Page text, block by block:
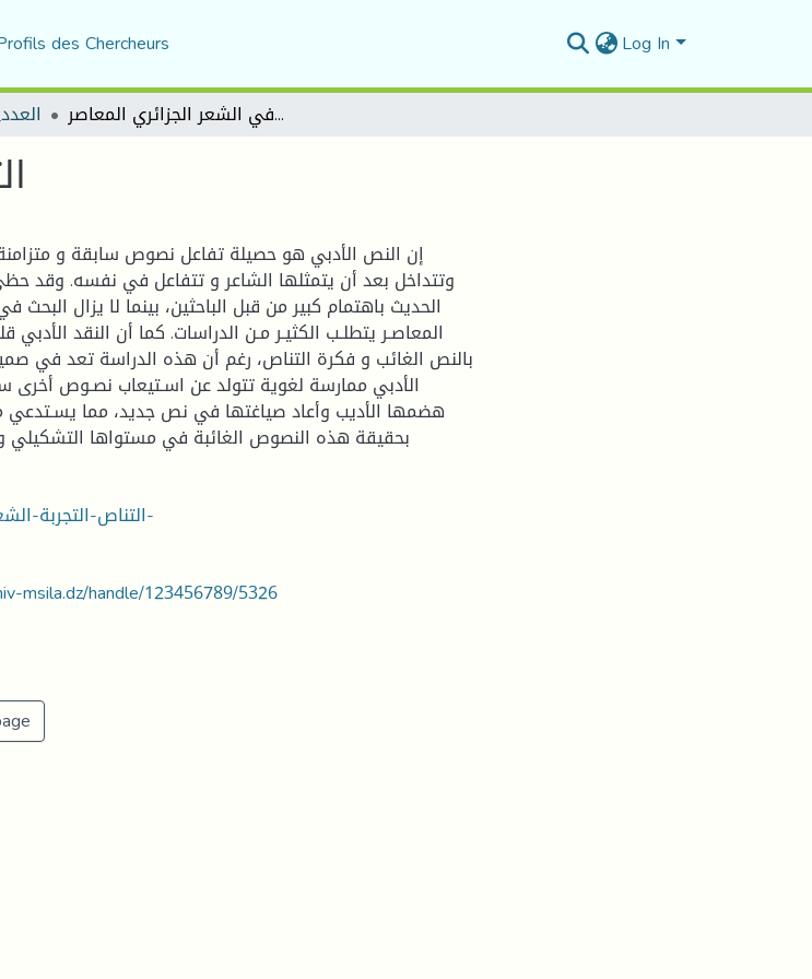
des Chercheurs Log In
التناص في الشعر الجزائري المعاصر
إن النص الأدبي هو حصيلة تفاعل نصوص سابقة و متزامنة
وتتداخل بعد أن يتمثلها الشاعر و تتفاعل في نفسه. وقد
الحديث باهتمام كبير من قبل الباحثين، بينما لا يزال البحث
المعاصـر يتطلـب الكثيـر مـن الدراسات. كما أن النقد الأدبي
بالنص الغائب و فكرة التناص، رغم أن هذه الدراسة تعد في
الأدبي ممارسة لغوية تتولد عن اسـتيعاب نصـوص أخرى
هضمها الأديب وأعاد صياغتها في نص جديد، مما يسـتدعي
بحقيقة هذه النصوص الغائبة في مستواها
التناص-التجربة-الشعر-التزامن-النقد-
msila.dz/handle/123456789/5326